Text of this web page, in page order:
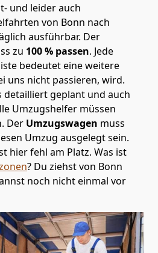
und leider auch
von Bonn nach
ausführbar. Der
zu 100 % passen. Jede
bedeutet eine weitere
uns nicht passieren, wird.
detailliert geplant und auch
Umzugshelfer müssen
Der Umzugswagen muss
Umzug ausgelegt sein.
hier fehl am Platz. Was ist
? Du ziehst von Bonn
noch nicht einmal vor